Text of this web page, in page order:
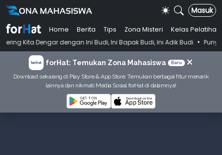
Masuk
Home Berita Tips Zona Misteri
Kelas Pelatihan
dengan Ini Budi, Ini Bapak Budi, Ini Adik Budi • Punya Tujuan
forHat: Temukan Zona Mahasiswa Baru ×
Download sekarang di Play Store & App Store. Temukan berbagai fitur menarik
lainnya dan nikmati Media Sosial forHat di dalamnya!